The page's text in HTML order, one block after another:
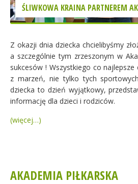
ŚLIWKOWA KRAINA PARTNEREM
Z okazji dnia dziecka chcielibyśmy
a szczególnie tym zrzeszonym w
sukcesów ! Wszystkiego co najlepsze
z marzeń, nie tylko tych
dziecka to dzień wyjątkowy,
informację dla dzieci i rodziców.
(więcej…)
AKADEMIA PIŁKARSKA